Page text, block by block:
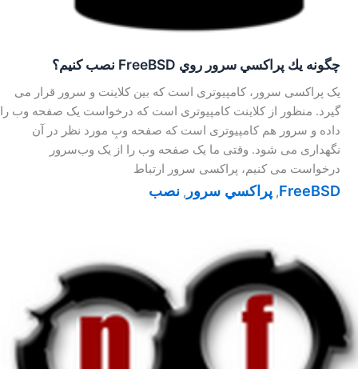
چگونه يك پراكسي سرور روي FreeBSD نصب كنيم؟
یک پراکسی سرور، کامپیوتری است که بین کلاینت و سرور قرار می
گیرد. منظور از کلاینت کامپیوتری است که درخواست یک صفحه وب را
داده و سرور هم کامپیوتری است که صفحه وبِ مورد نظر در آن
نگهداری می شود. وقتی ما یک صفحه وب را از یک وب‌سرور
درخواست می کنیم، پراکسی سرور ارتباط
FreeBSD
, پراكسي سرور , نصب